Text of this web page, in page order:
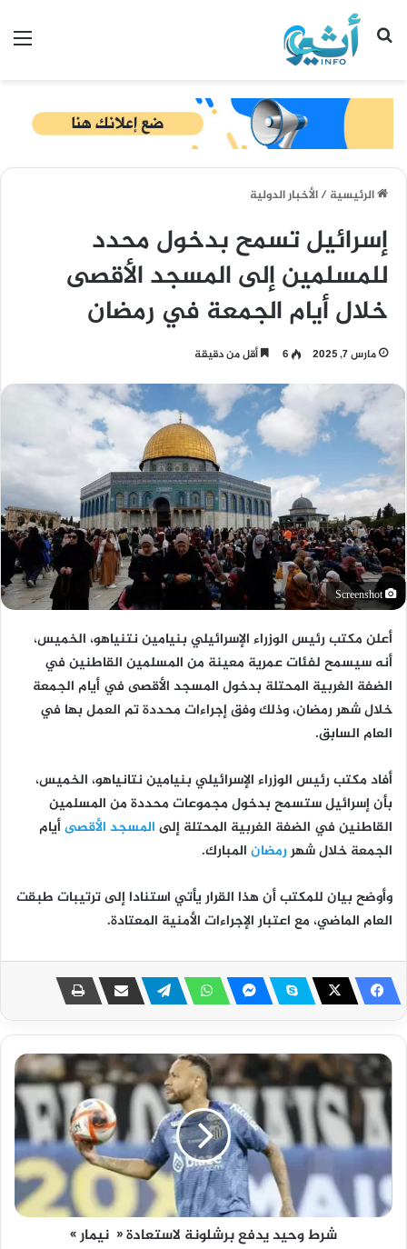
بحث عن
الرئيسية/الأخبار الدولية
إسرائيل تسمح بدخول محدد
للمسلمين إلى المسجد الأقصى
خلال أيام الجمعة في رمضان
مارس 7, 2025 6 أقل من دقيقة
Screenshot
أعلن مكتب رئيس الوزراء الإسرائيلي بنيامين نتنياهو، الخميس،
أنه سيسمح لفئات عمرية معينة من المسلمين القاطنين في
الضفة الغربية المحتلة بدخول المسجد الأقصى في أيام الجمعة
خلال شهر رمضان، وذلك وفق إجراءات محددة تم العمل بها في
العام السابق.
أفاد مكتب رئيس الوزراء الإسرائيلي بنيامين نتانياهو، الخميس،
بأن إسرائيل ستسمح بدخول مجموعات محددة من المسلمين
القاطنين في الضفة الغربية المحتلة إلى المسجد الأقصىأيام
الجمعة خلال شهررمضان المبارك.
وأوضح بيان للمكتب أن هذا القرار يأتي استنادا إلى ترتيبات طبقت
العام الماضي، مع اعتبار الإجراءات الأمنية المعتادة.
شرط وحيد يدفع برشلونة لاستعادة « نيمار »